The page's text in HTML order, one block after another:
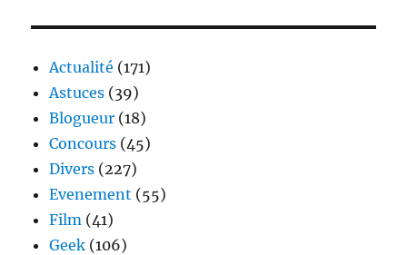
data
illimité
Actualité (171)
Astuces (39)
Blogueur (18)
Concours (45)
Divers (227)
Evenement (55)
Film (41)
Geek (106)